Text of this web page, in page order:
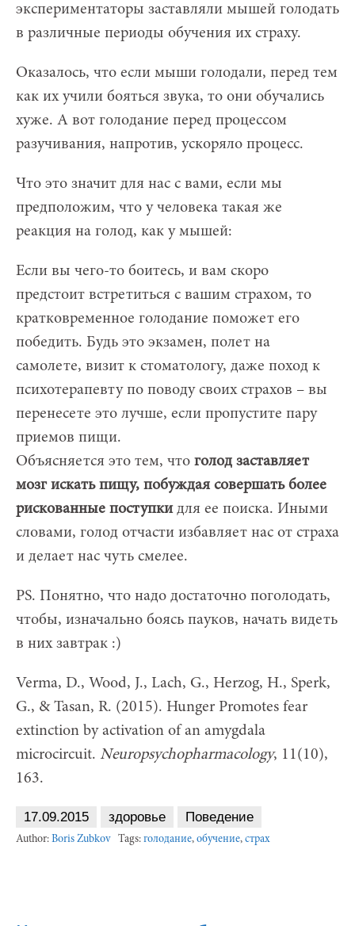
экспериментаторы заставляли мышей голодать
в различные периоды обучения их страху.
Оказалось, что если мыши голодали, перед тем
как их учили бояться звука, то они обучались
хуже. А вот голодание перед процессом
разучивания, напротив, ускоряло процесс.
Что это значит для нас с вами, если мы
предположим, что у человека такая же
реакция на голод, как у мышей:
Если вы чего-то боитесь, и вам скоро
предстоит встретиться с вашим страхом, то
кратковременное голодание поможет его
победить. Будь это экзамен, полет на
самолете, визит к стоматологу, даже поход к
психотерапевту по поводу своих страхов – вы
перенесете это лучше, если пропустите пару
приемов пищи.
Объясняется это тем, что голод заставляет
мозг искать пищу, побуждая совершать более
рискованные поступкидля ее поиска. Иными
словами, голод отчасти избавляет нас от страха
и делает нас чуть смелее.
PS. Понятно, что надо достаточно поголодать,
чтобы, изначально боясь пауков, начать видеть
в них завтрак :)
Verma, D., Wood, J., Lach, G., Herzog, H., Sperk,
G., & Tasan, R. (2015). Hunger Promotes fear
extinction by activation of an amygdala
microcircuit. Neuropsychopharmacology, 11(10),
163.
17.09.2015 здоровье Поведение
Author: Boris Zubkov Tags: голодание, обучение, страх